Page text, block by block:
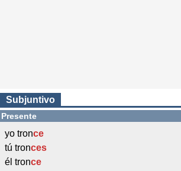
Subjuntivo
Presente
yo tronce
tú tronces
él tronce